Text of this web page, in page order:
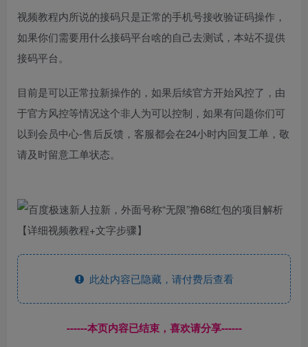
视频教程内所说的接码只是正常的手机号接收验证码操作，
如果你们需要用什么接码平台啥的自己去测试，本站不提供
接码平台。
目前是可以正常拉新操作的，如果后续官方开始风控了，由
于官方风控等情况这个非人为可以控制，如果有问题你们可
以到会员中心-售后反馈，客服都会在24小时内回复工单，敬
请及时留意工单状态。
此处内容已隐藏，请付费后查看
------本页内容已结束，喜欢请分享------